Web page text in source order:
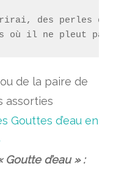
des perles de
où il ne pleut pas"
de la paire de
assorties
Gouttes d’eau en
d’eau » :